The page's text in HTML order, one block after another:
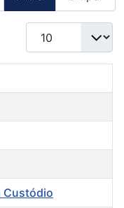
Qtd. a exibir
Custódio